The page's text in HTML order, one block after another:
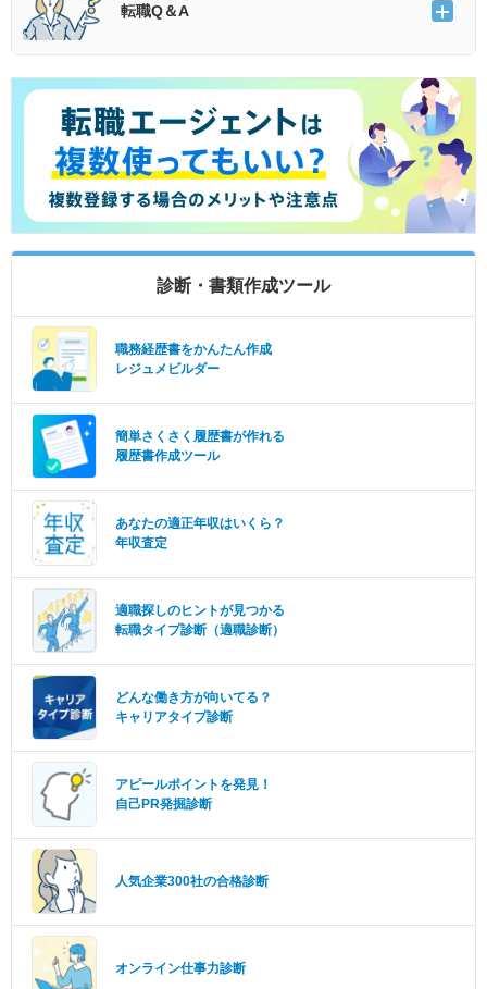
転職Q＆A
診断・書類作成ツール
職務経歴書をかんたん作成
レジュメビルダー
簡単さくさく履歴書が作れる
履歴書作成ツール
あなたの適正年収はいくら？
年収査定
適職探しのヒントが見つかる
転職タイプ診断（適職診断）
どんな働き方が向いてる？
キャリアタイプ診断
アピールポイントを発見！
自己PR発掘診断
人気企業300社の合格診断
オンライン仕事力診断